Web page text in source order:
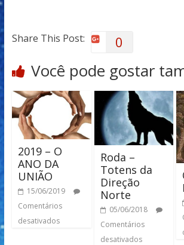
Share This Post: 0
Você pode gostar
2019 – O
ANO DA
UNIÃO
15/06/2019
Comentários
desativados
Roda –
Totens da
Direção
Norte
05/06/2018
Comentários
desativados